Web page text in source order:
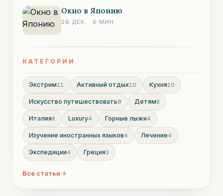
Окно в Японию
26 ДЕК. · 6 МИН
КАТЕГОРИИ
Экстрим11 Активный отдых10 Кухня10
Искусство путешествовать9 Детям8
Италия8 Luxury4 Горные лыжи4
Изучение иностранных языков4 Лечение4
Экспедиции4 Греция3
Все статьи